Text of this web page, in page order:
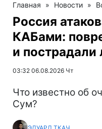
Главная » Новости »
Россия
КАБами:
и
03:32 06.08.2026 Чт
Что известно об
Сум?